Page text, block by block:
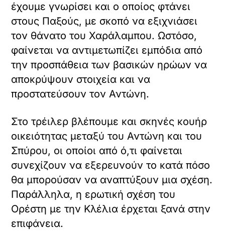
έχουμε γνωρίσει και ο οποίος φτάνει
στους Παξούς, με σκοπό να εξιχνιάσει
τον θάνατο του Χαράλαμπου. Ωστόσο,
φαίνεται να αντιμετωπίζει εμπόδια από
την προσπάθεια των βασικών ηρώων να
αποκρύψουν στοιχεία και να
προστατεύσουν τον Αντώνη.
Στο τρέιλερ βλέπουμε και σκηνές κουήρ
οικειότητας μεταξύ του Αντώνη και του
Σπύρου, οι οποίοι από ό,τι φαίνεται
συνεχίζουν να εξερευνούν το κατά πόσο
θα μπορούσαν να αναπτύξουν μια σχέση.
Παράλληλα, η ερωτική σχέση του
Ορέστη με την Κλέλια έρχεται ξανά στην
επιφάνεια.